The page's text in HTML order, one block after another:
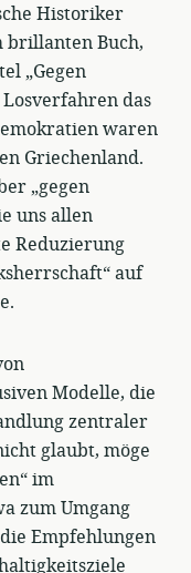
Historiker
brillanten Buch,
„Gegen
das
waren
Griechenland.
„gegen
uns allen
Reduzierung
auf
Modelle, die
zentraler
glaubt, möge
im
zum Umgang
Empfehlungen